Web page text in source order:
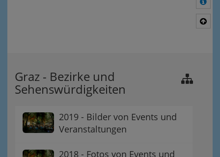
Graz - Bezirke und
Sehenswürdigkeiten
2019 - Bilder von Events und
Veranstaltungen
2018 - Fotos von Events und